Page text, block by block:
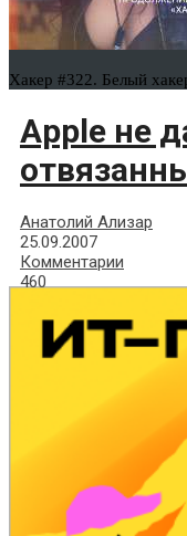
Хакер #322. Белый
Apple не
Анатолий Ализар
25.09.2007
Комментарии
460